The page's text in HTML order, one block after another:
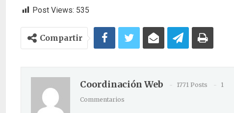
Post Views: 535
Compartir
Coordinación Web 1771 Posts
1
Commentarios